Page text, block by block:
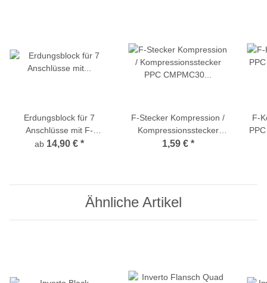
Erdungsblock für 7
Anschlüsse mit F-
Anschluss-Technik (PPC)
ab 14,90 € *
F-Stecker Kompression /
Kompressionsstecker
PPC CMPMC30 Mini (für
1,59 € *
F-
Ähnliche Artikel